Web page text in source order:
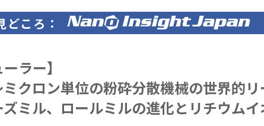
どころ：
ーラー】
ミクロン単位の粉砕分散機械の世界的
ミル、ロールミルの進化とリチウム